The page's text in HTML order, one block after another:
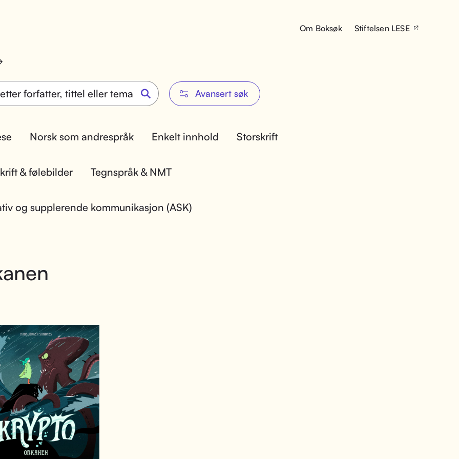
Om Boksøk Stiftelsen LESE
Avansert søk
Norsk som andrespråk Enkelt innhold Storskrift
& følebilder Tegnspråk & NMT
og supplerende kommunikasjon (ASK)